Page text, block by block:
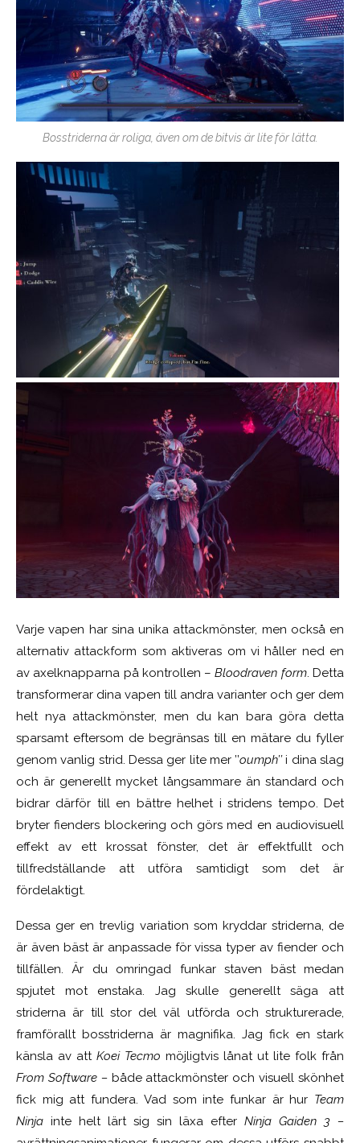
Bosstriderna är roliga, även om de bitvis är lite för lätta.
Varje vapen har sina unika attackmönster, men också en
alternativ attackform som aktiveras om vi håller ned en
av axelknapparna på kontrollen –Bloodraven form. Detta
transformerar dina vapen till andra varianter och ger dem
helt nya attackmönster, men du kan bara göra detta
sparsamt eftersom de begränsas till en mätare du fyller
genom vanlig strid. Dessa ger lite mer ’’oumph’’i dina slag
och är generellt mycket långsammare än standard och
bidrar därför till en bättre helhet i stridens tempo. Det
bryter fienders blockering och görs med en audiovisuell
effekt av ett krossat fönster, det är effektfullt och
tillfredställande att utföra samtidigt som det är
fördelaktigt.
Dessa ger en trevlig variation som kryddar striderna, de
är även bäst är anpassade för vissa typer av fiender och
tillfällen. Är du omringad funkar staven bäst medan
spjutet mot enstaka. Jag skulle generellt säga att
striderna är till stor del väl utförda och strukturerade,
framförallt bosstriderna är magnifika. Jag fick en stark
känsla av att Koei Tecmo möjligtvis lånat ut lite folk från
From Software –både attackmönster och visuell skönhet
fick mig att fundera. Vad som inte funkar är hur Team
Ninja inte helt lärt sig sin läxa efter Ninja Gaiden 3 –